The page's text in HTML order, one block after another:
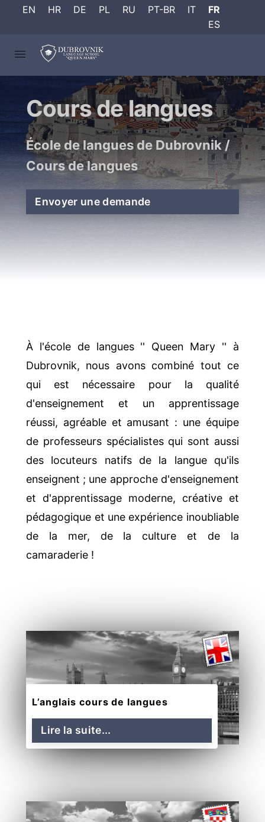
EN HR DE PL RU PT-BR IT
FR
ES
Cours de langues
École de langues de Dubrovnik/
Cours de langues
Envoyer une demande
À l'école de langues '' Queen Mary '' à
Dubrovnik, nous avons combiné tout ce
qui est nécessaire pour la qualité
d'enseignement et un apprentissage
réussi, agréable et amusant : une équipe
de professeurs spécialistes qui sont aussi
des locuteurs natifs de la langue qu'ils
enseignent ; une approche d'enseignement
et d'apprentissage moderne, créative et
pédagogique et une expérience inoubliable
de la mer, de la culture et de la
camaraderie !
L’anglais cours de langues
Lire la suite...